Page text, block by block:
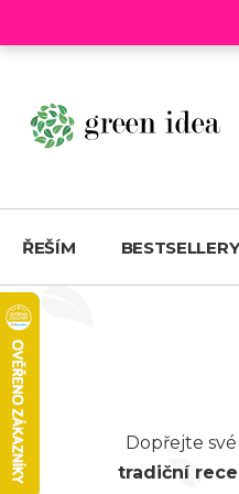
ŘEŠÍM BESTSELLERY
Dopřejte
tradiční